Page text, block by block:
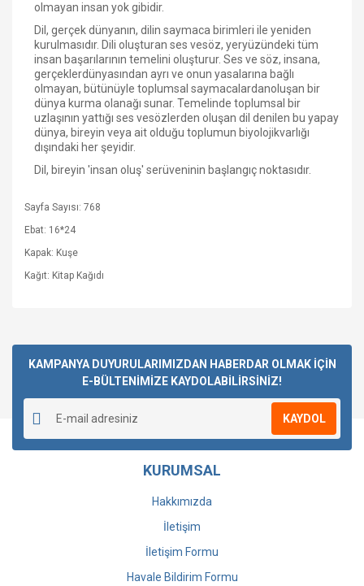
olmayan insan yok gibidir.
Dil, gerçek dünyanın, dilin saymaca birimleri ile yeniden
kurulmasıdır. Dili oluşturan ses vesöz, yeryüzündeki tüm
insan başarılarının temelini oluşturur. Ses ve söz, insana,
gerçeklerdünyasından ayrı ve onun yasalarına bağlı
olmayan, bütünüyle toplumsal saymacalardanoluşan bir
dünya kurma olanağı sunar. Temelinde toplumsal bir
uzlaşının yattığı ses vesözlerden oluşan dil denilen bu yapay
dünya, bireyin veya ait olduğu toplumun biyolojikvarlığı
dışındaki her şeyidir.
Dil, bireyin 'insan oluş' serüveninin başlangıç noktasıdır.
Sayfa Sayısı: 768
Ebat: 16*24
Kapak: Kuşe
Kağıt: Kitap Kağıdı
KAMPANYA DUYURULARIMIZDAN HABERDAR OLMAK İÇİN
E-BÜLTENİMİZE KAYDOLABİLİRSİNİZ!
KAYDOL
KURUMSAL
Hakkımızda
İletişim
İletişim Formu
Havale Bildirim Formu